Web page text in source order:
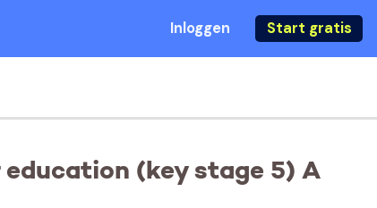
Inloggen Start gratis
(key stage 5) A